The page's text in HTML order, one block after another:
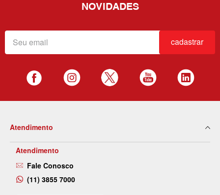
NOVIDADES
cadastrar
Atendimento
Atendimento
Fale Conosco
(11) 3855 7000